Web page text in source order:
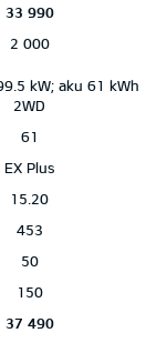
33 990
2 000
kW; aku 61 kWh
2WD
61
EX Plus
15.20
453
50
150
37 490